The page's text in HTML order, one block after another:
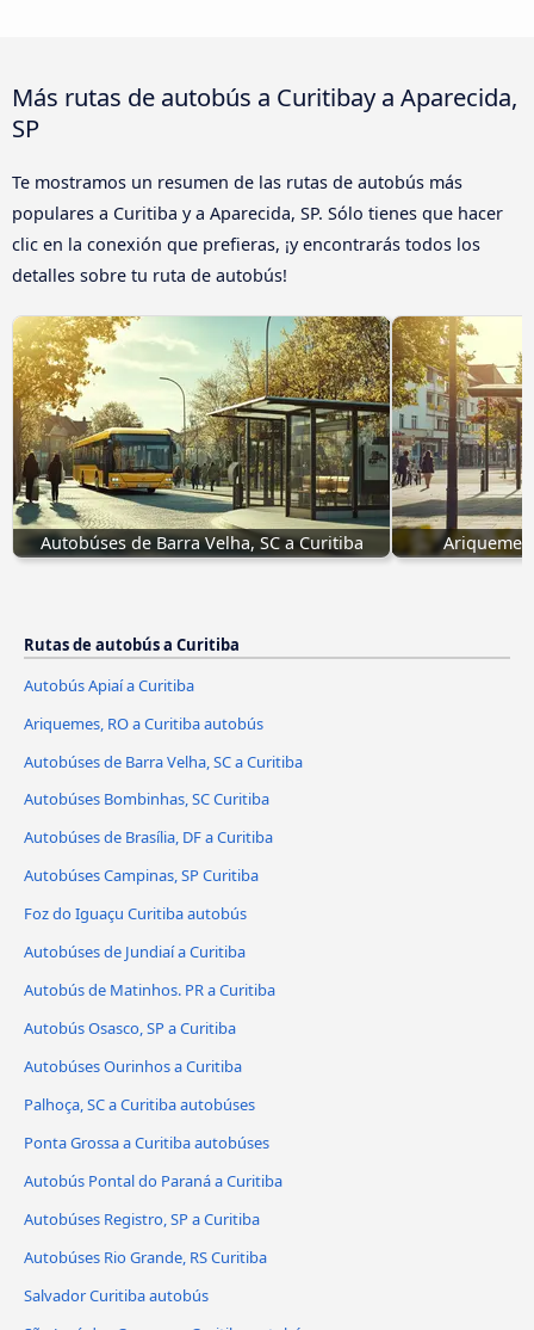
Más rutas de autobús a Curitibay a Aparecida,
SP
Te mostramos un resumen de las rutas de autobús más
populares a Curitiba y a Aparecida, SP. Sólo tienes que hacer
clic en la conexión que prefieras, ¡y encontrarás todos los
detalles sobre tu ruta de autobús!
Autobúses de Barra Velha, SC a Curitiba
Rutas de autobús a Curitiba
Autobús Apiaí a Curitiba
Ariquemes, RO a Curitiba autobús
Autobúses de Barra Velha, SC a Curitiba
Autobúses Bombinhas, SC Curitiba
Autobúses de Brasília, DF a Curitiba
Autobúses Campinas, SP Curitiba
Foz do Iguaçu Curitiba autobús
Autobúses de Jundiaí a Curitiba
Autobús de Matinhos. PR a Curitiba
Autobús Osasco, SP a Curitiba
Autobúses Ourinhos a Curitiba
Palhoça, SC a Curitiba autobúses
Ponta Grossa a Curitiba autobúses
Autobús Pontal do Paraná a Curitiba
Autobúses Registro, SP a Curitiba
Autobúses Rio Grande, RS Curitiba
Salvador Curitiba autobús